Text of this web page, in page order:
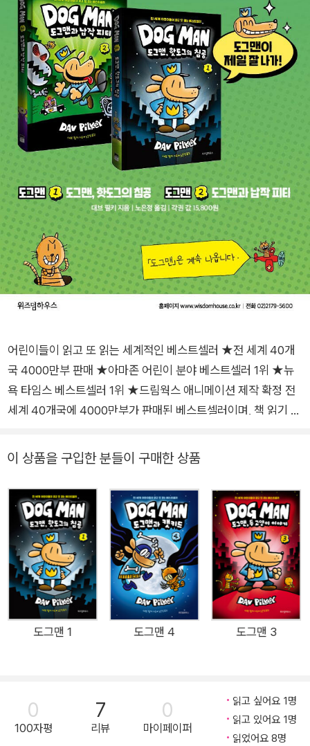
어린이들이 읽고 또 읽는 세계적인 베스트셀러 ★전 세계 40개
국 4000만부 판매 ★아마존 어린이 분야 베스트셀러 1위 ★뉴
욕 타임스 베스트셀러 1위 ★드림웍스 애니메이션 제작 확정 전
세계 40개국에 4000만부가 판매된 베스트셀러이며, 책 읽기 싫
놀라게 만든 책이 있습니다. 바로 「캡틴 언더팬츠」 시리즈로 전
시리즈입니다. 도그맨은 개 머리에 사람 몸을 한 경찰관으로 모든
악당들로부터 도시의 평화를 지키는 영웅입니다. 세계 정복을 꿈
꾸는 사악한 악당이자 천재 발명가 고양이 피티와 벌이는 아슬아
슬한 대결 외에도 염력을 사용하는 악당 물고기 플리피, 악당 피
티에 버금가는 악랄함으로 똘똘 뭉친 납작 피티, 되살아난 티라노
사우루스의 화석 공룡 뼈다귀 등 기상천외한 악당들이 등장해 눈
을 뗄 수 없는 재미와 모험을 선사합니다. 또한 「도그맨」 시리즈
는 단순히 재미있기만 한 책이 아니라 「스쿨 라이브러리 저널」,
주제뿐만 아니라 어린아이의 순수함과 지혜를 지닌 아기 고양이
리를 피티를 통해 진정한 영웅으로 거듭나는 도그맨과 자신의 과
이 상품을 구입한 분들이 구매한 상품
도그맨 1 도그맨 4 도그맨 3
0
100자평
7
리뷰
0
마이페이퍼
읽고 싶어요 1명
읽고 있어요 1명
읽었어요 8명